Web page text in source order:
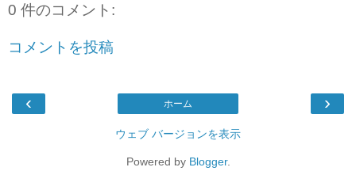
0 件のコメント:
コメントを投稿
‹ ›
ホーム
ウェブ バージョンを表示
Powered by Blogger.